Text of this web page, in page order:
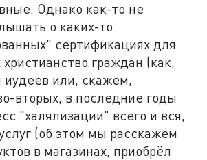
Однако как-то не
о каких-то
сертификациях для
граждан (как,
иудеев или, скажем,
вторых, в последние годы
"халялизации" всего и вся,
(об этом мы расскажем
в магазинах, приобрёл